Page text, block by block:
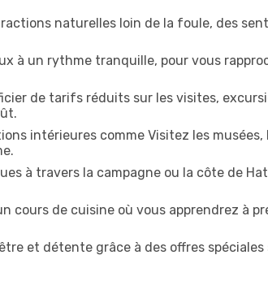
naturelles loin de la foule, des
à un rythme tranquille, pour vous
de tarifs réduits sur les visites,
intérieures comme Visitez les musées,
à travers la campagne ou la côte de
cours de cuisine où vous apprendrez à
et détente grâce à des offres spéciales